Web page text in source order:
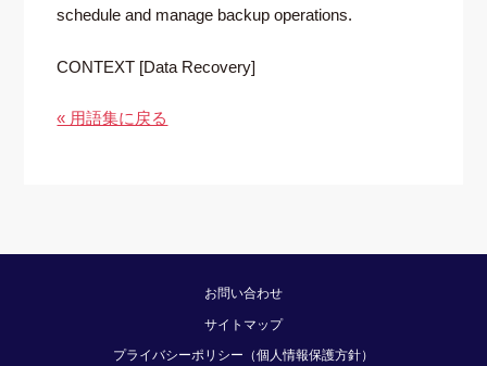
schedule and manage backup operations.
CONTEXT [Data Recovery]
« 用語集に戻る
お問い合わせ
サイトマップ
プライバシーポリシー（個人情報保護方針）